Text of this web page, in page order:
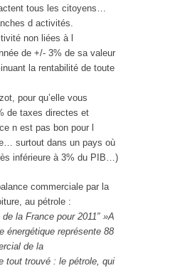
tous les citoyens…
d activités.
non liées à l
de +/- 3% de sa valeur
la rentabilité de toute
pour qu’elle vous
de taxes directes et
n est pas bon pour l
surtout dans un pays où
inférieure à 3% du PIB…)
commerciale par la
au pétrole :
la France pour 2011″ »A
énergétique représente 88
de la
tout trouvé : le pétrole, qui